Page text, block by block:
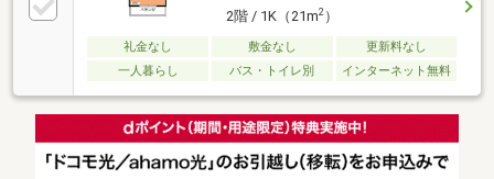
2階 / 1K（21m2）
礼金なし 敷金なし
更新料なし
一人暮らし
バス・トイレ別 インターネット無料